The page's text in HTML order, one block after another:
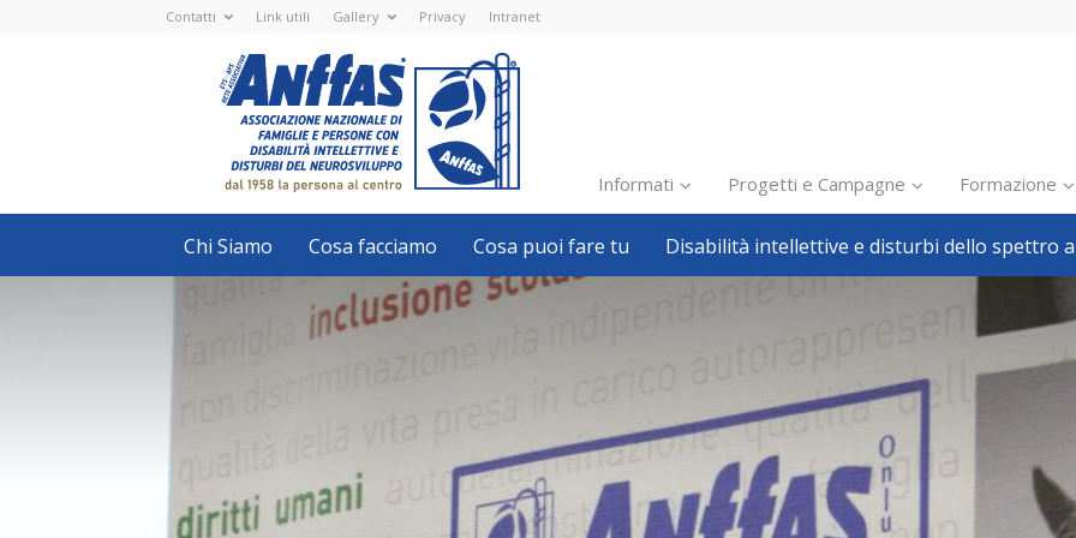
Contatti Link utili Gallery Privacy Intranet
Nazionale
ETS
-
APS
Associazione
Nazionale
di
Famiglie
e
con
disabilità
intellettive
neurosviluppo
Informati
Inclusione scolastica
Inclusione lavorativa
Politiche sociali
Pillole
Formazione
Avvisi, bandi
Welfare locale
Progetti e Campagne Formazione
Chi Siamo Cosa facciamo Cosa puoi fare tu Disabilità intellettive e disturbi dello spettro